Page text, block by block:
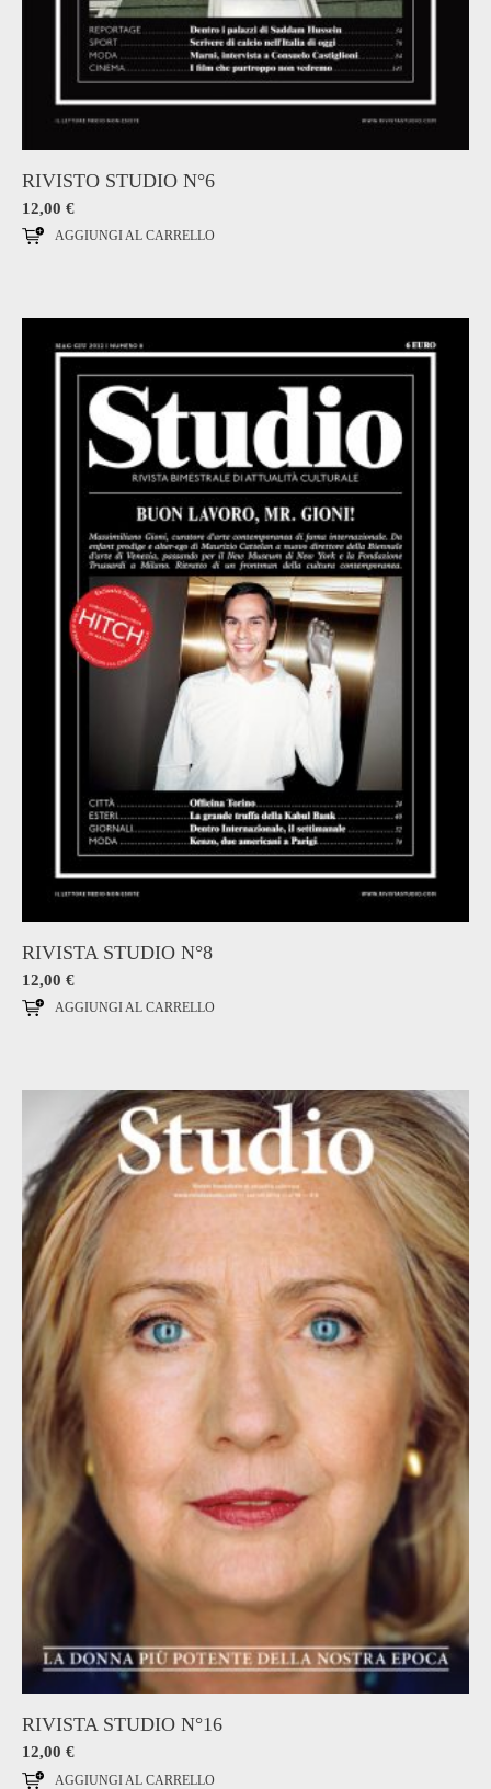
RIVISTO STUDIO N°6
12,00 €
AGGIUNGI AL CARRELLO
RIVISTA STUDIO N°8
12,00 €
AGGIUNGI AL CARRELLO
RIVISTA STUDIO N°16
12,00 €
AGGIUNGI AL CARRELLO